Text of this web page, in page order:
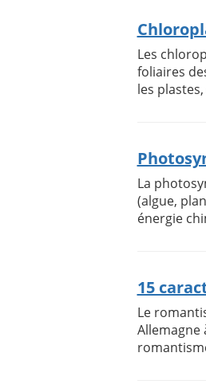
Les
foliaires
les
La
(algue,
énergie
15
Le
Allemagne